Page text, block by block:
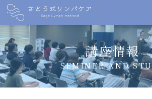
講座情報
SEMINER AND